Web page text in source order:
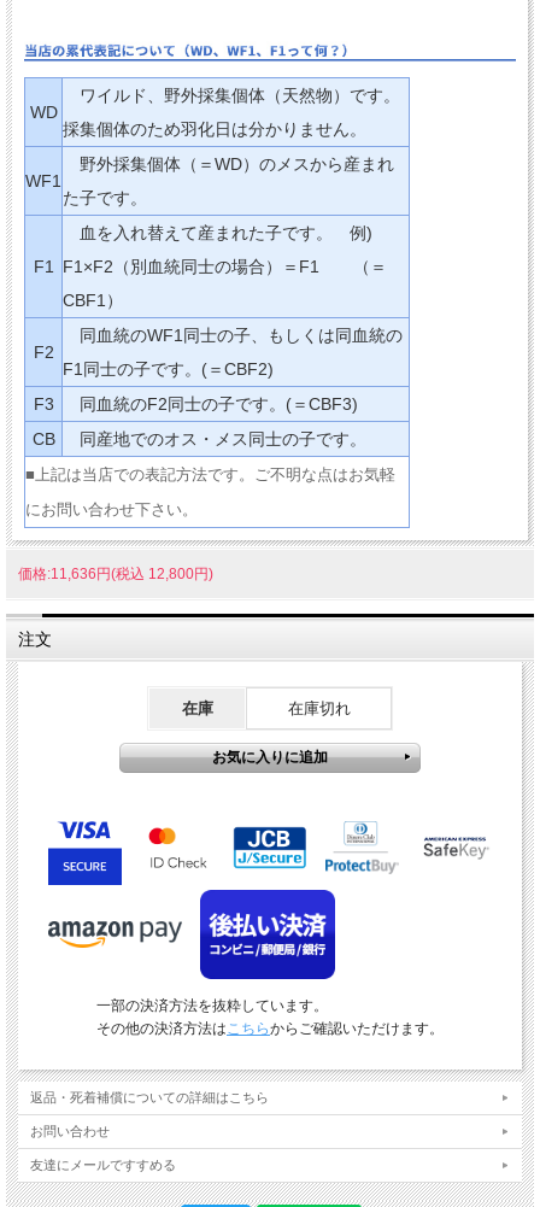
WD
ワイルド、野外採集個体（天然物）です。
採集個体のため羽化日は分かりません。
WF1
野外採集個体（＝WD）のメスから産まれ
た子です。
F1
血を入れ替えて産まれた子です。 例)
F1×F2（別血統同士の場合）＝F1 （＝
CBF1）
F2
同血統のWF1同士の子、もしくは同血統の
F1同士の子です。(＝CBF2)
F3
同血統のF2同士の子です。(＝CBF3)
CB
同産地でのオス・メス同士の子です。
■上記は当店での表記方法です。ご不明な点はお気軽
にお問い合わせ下さい。
価格:11,636円(税込 12,800円)
注文
在庫 在庫切れ
一部の決済方法を抜粋しています。
その他の決済方法はこちらからご確認いただけます。
返品・死着補償についての詳細はこちら
お問い合わせ
友達にメールですすめる